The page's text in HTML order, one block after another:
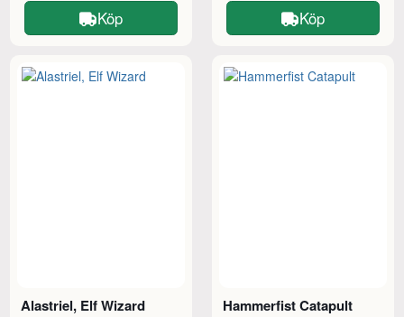
Köp Köp
Alastriel, Elf Wizard Hammerfist Catapult